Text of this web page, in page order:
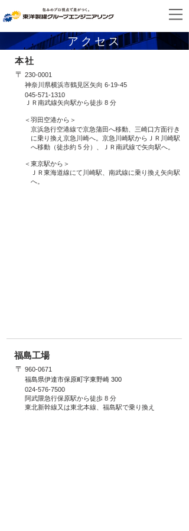
アクセス
本社
〒 230-0001
神奈川県横浜市鶴見区矢向 6-19-45
​045-571-1310
ＪＲ南武線矢向駅から徒歩 8 分
＜羽田空港から＞
京浜急行空港線で京急蒲田へ移動、 三崎口方面行き
に乗り換え京急川崎へ。 京急川崎駅からＪＲ川崎駅
へ移動（徒歩約 5 分）、ＪＲ南武線で矢向駅へ。
＜東京駅から＞
ＪＲ東海道線にて川崎駅、南武線に乗り換え矢向駅
へ。
福島工場
​960-0671
福島県伊達市保原町字東野崎 300
024-576-7500
〒
阿武隈急行保原駅から徒歩 8 分
東北新幹線又は東北本線、福島駅で乗り換え